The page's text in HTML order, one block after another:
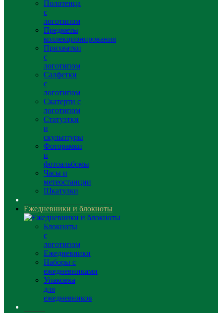
Полотенца
с
логотипом
Предметы
коллекционирования
Прихватки
с
логотипом
Салфетки
с
логотипом
Скатерти с
логотипом
Статуэтки
и
скульптуры
Фоторамки
и
фотоальбомы
Часы и
метеостанции
Шкатулки
Ежедневники и блокноты
Блокноты
с
логотипом
Ежедневники
Наборы с
ежедневниками
Упаковка
для
ежедневников